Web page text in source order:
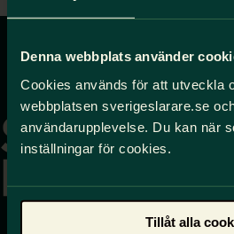
Denna webbplats använder
Cookies används för att utveckla
webbplatsen sverigeslarare.se
användarupplevelse. Du kan när
inställningar för cookies.
Tillåt alla
startsidan